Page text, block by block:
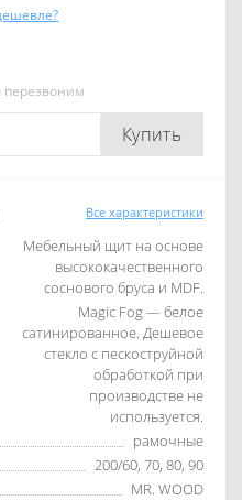
Купить
Все характеристики
Мебельный щит на основе
высококачественного
соснового бруса и MDF.
Magic Fog — белое
сатинированное. Дешевое
стекло с пескоструйной
обработкой при
производстве не
используется.
рамочные
200/60, 70, 80, 90
MR. WOOD